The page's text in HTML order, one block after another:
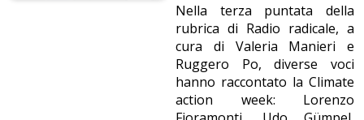
Nella terza puntata della
rubrica di Radio radicale, a
cura di Valeria Manieri e
Ruggero Po, diverse voci
hanno raccontato la Climate
action week: Lorenzo